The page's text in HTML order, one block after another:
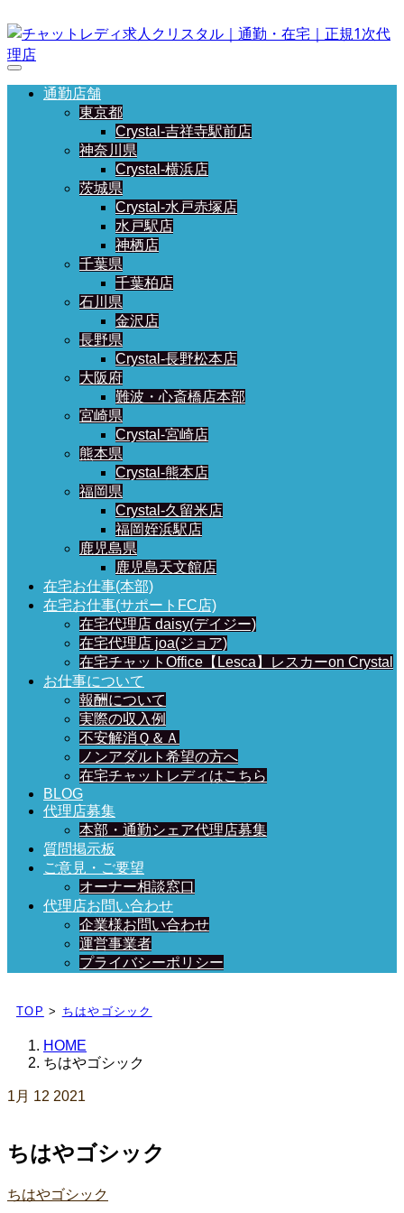
通勤店舗
東京都
Crystal-吉祥寺駅前店
神奈川県
Crystal-横浜店
茨城県
Crystal-水戸赤塚店
水戸駅店
神栖店
千葉県
千葉柏店
石川県
金沢店
長野県
Crystal-長野松本店
大阪府
難波・心斎橋店本部
宮崎県
Crystal-宮崎店
熊本県
Crystal-熊本店
福岡県
Crystal-久留米店
福岡姪浜駅店
鹿児島県
鹿児島天文館店
在宅お仕事(本部)
在宅お仕事(サポートFC店)
在宅代理店 daisy(デイジー)
在宅代理店 joa(ジョア)
在宅チャットOffice【Lesca】レスカーon Crystal
お仕事について
報酬について
実際の収入例
不安解消Ｑ＆Ａ
ノンアダルト希望の方へ
在宅チャットレディはこちら
BLOG
代理店募集
本部・通勤シェア代理店募集
質問掲示板
ご意見・ご要望
オーナー相談窓口
代理店お問い合わせ
企業様お問い合わせ
運営事業者
プライバシーポリシー
日々、ブログを更新中！
TOP > ちはやゴシック
HOME
ちはやゴシック
1月 12 2021
ちはやゴシック
ちはやゴシック